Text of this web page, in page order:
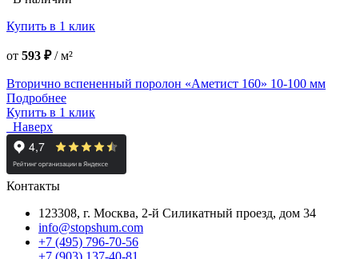
Купить в 1 клик
от 593 ₽/м²
Вторично вспененный поролон «Аметист 160» 10-100 мм
Подробнее
Купить в 1 клик
Наверх
Контакты
123308, г. Москва, 2-й Силикатный проезд, дом 34
info@stopshum.com
+7 (495) 796-70-56
+7 (903) 137-40-81